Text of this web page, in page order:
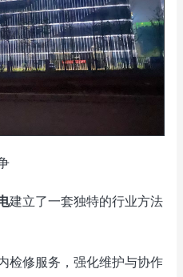
建立了一套独特的行业方法
检修服务，强化维护与协作